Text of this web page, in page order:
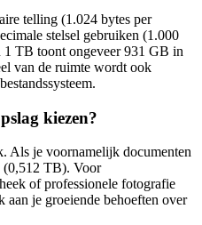
telling (1.024 bytes per
stelsel gebruiken (1.000
1 TB toont ongeveer 931 GB in
van de ruimte wordt ook
kiezen?
Als je voornamelijk documenten
(0,512 TB). Voor
of professionele fotografie
je groeiende behoeften over